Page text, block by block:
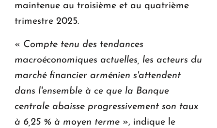
maintenue au troisième et au quatrième
trimestre 2025.
« Compte tenu des tendances
macroéconomiques actuelles, les acteurs du
marché financier arménien s'attendent
dans l'ensemble à ce que la Banque
centrale abaisse progressivement son taux
à 6,25 % à moyen terme », indique le